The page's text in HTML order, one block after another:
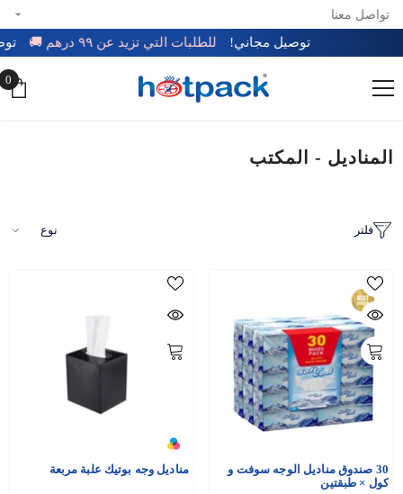
تخطي إلى المحتوى
تواصل معنا
توصيل مجاني! للطلبات التي تزيد عن ٩٩ درهم 🚚
0
0
المناديل - المكتب
فلتر نوع
30 صندوق مناديل الوجه سوفت و
كول × طبقتين
مناديل وجه بوتيك علبة مربعة